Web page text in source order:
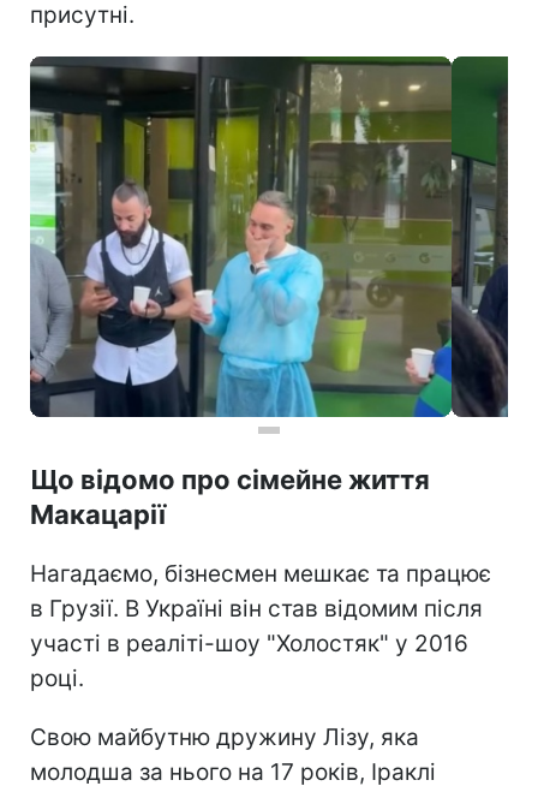
присутні.
Що відомо про сімейне життя
Макацарії
Нагадаємо, бізнесмен мешкає та працює
в Грузії. В Україні він став відомим після
участі в реаліті-шоу "Холостяк" у 2016
році.
Свою майбутню дружину Лізу, яка
молодша за нього на 17 років, Іраклі